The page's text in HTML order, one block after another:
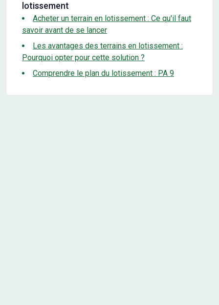
lotissement
Acheter un terrain en lotissement : Ce qu'il faut
savoir avant de se lancer
Les avantages des terrains en lotissement :
Pourquoi opter pour cette solution ?
Comprendre le plan du lotissement : PA 9